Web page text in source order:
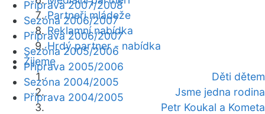
Partneři mládeže
Reklamní nabídka
Hrdý partner - nabídka
Žijeme
Děti dětem
Jsme jedna rodina
Petr Koukal a Kometa
Příprava 2007/2008
Sezóna 2006/2007
Příprava 2006/2007
Sezóna 2005/2006
Příprava 2005/2006
Sezóna 2004/2005
Příprava 2004/2005